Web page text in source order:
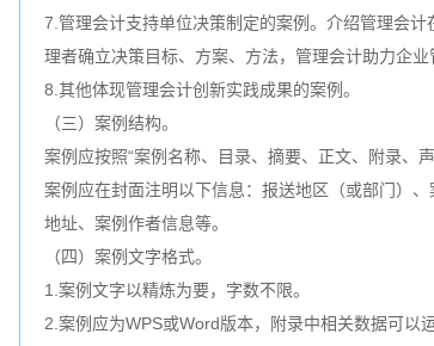
7.管理会计支持单位决策制定的案例。介绍管理会
理者确立决策目标、方案、方法，管理会计助力企业
8.其他体现管理会计创新实践成果的案例。
（三）案例结构。
案例应按照“案例名称、目录、摘要、正文、附录、
案例应在封面注明以下信息：报送地区（或部门）
地址、案例作者信息等。
（四）案例文字格式。
1.案例文字以精炼为要，字数不限。
2.案例应为WPS或Word版本，附录中相关数据可以